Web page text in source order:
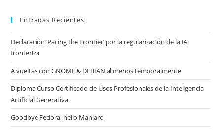
Entradas Recientes
Declaración ‘Pacing the Frontier’ por la regularización de la IA
fronteriza
A vueltas con GNOME & DEBIAN al menos temporalmente
Diploma Curso Certificado de Usos Profesionales de la Inteligencia
Artificial Generativa
Goodbye Fedora, hello Manjaro